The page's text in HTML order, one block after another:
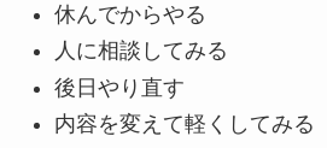
休んでからやる
人に相談してみる
後日やり直す
内容を変えて軽くしてみる